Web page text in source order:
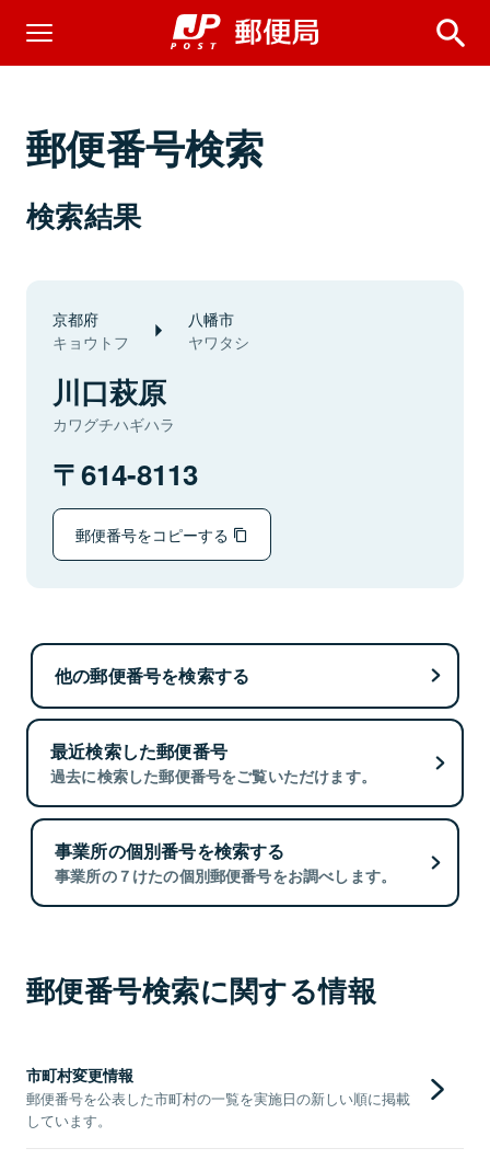
郵便番号検索
検索結果
京都府
キョウトフ
八幡市
ヤワタシ
川口萩原
カワグチハギハラ
614-8113
郵便番号をコピーする
他の郵便番号を検索する
最近検索した郵便番号
過去に検索した郵便番号をご覧いただけます。
事業所の個別番号を検索する
事業所の７けたの個別郵便番号をお調べします。
郵便番号検索に関する情報
市町村変更情報
郵便番号を公表した市町村の一覧を実施日の新しい順に掲載
しています。